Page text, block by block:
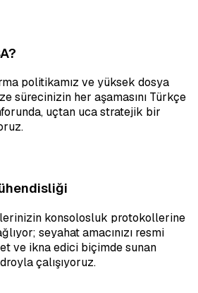
politikamız ve yüksek dosya
sürecinizin her aşamasını Türkçe
uçtan uca stratejik bir
konsolosluk protokollerine
seyahat amacınızı resmi
ve ikna edici biçimde sunan
çalışıyoruz.